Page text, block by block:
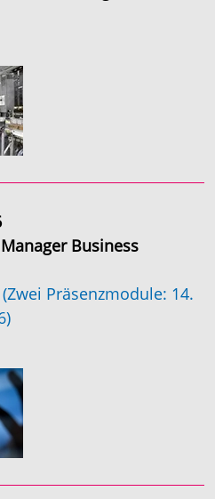
Business
Präsenzmodule: 14.